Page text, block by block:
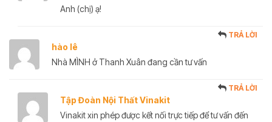
Anh (chị) ạ!
hào lê
TRẢ LỜI
Nhà MÌNH ở Thanh Xuân đang cần tư vấn
Tập Đoàn Nội Thất Vinakit
TRẢ LỜI
Vinakit xin phép được kết nối trực tiếp để tư vấn đến